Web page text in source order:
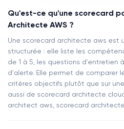
Qu'est-ce qu'une scorecard
Architecte AWS ?
Une scorecard architecte aws est
structurée : elle liste les
de 1 à 5, les questions d'entretien
d'alerte. Elle permet de comparer
critères objectifs plutôt que sur
aussi de scorecard architecte
architect aws, scorecard